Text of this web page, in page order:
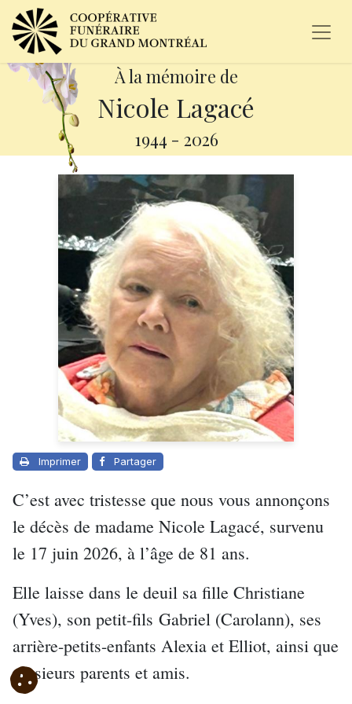
À la mémoire de
Nicole Lagacé
1944 - 2026
Imprimer Partager
C’est avec tristesse que nous vous annonçons
le décès de madame Nicole Lagacé, survenu
le 17 juin 2026, à l’âge de 81 ans.
Elle laisse dans le deuil sa fille Christiane
(Yves), son petit-fils Gabriel (Carolann), ses
arrière-petits-enfants Alexia et Elliot, ainsi que
plusieurs parents et amis.